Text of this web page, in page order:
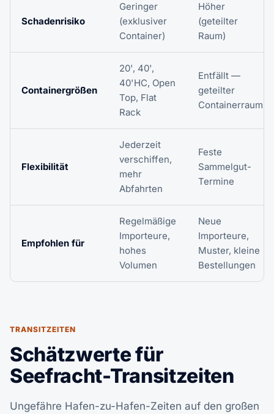
Schadenrisiko
Geringer
(exklusiver
Container)
Höher
(geteilter
Raum)
Containergrößen
20', 40',
40'HC, Open
Top, Flat
Rack
Entfällt —
geteilter
Containerraum
Flexibilität
Jederzeit
verschiffen,
mehr
Abfahrten
Feste
Sammelgut-
Termine
Empfohlen für
Regelmäßige
Importeure,
hohes
Volumen
Neue
Importeure,
Muster, kleine
Bestellungen
TRANSITZEITEN
Schätzwerte für
Seefracht-Transitzeiten
Ungefähre Hafen-zu-Hafen-Zeiten auf den großen